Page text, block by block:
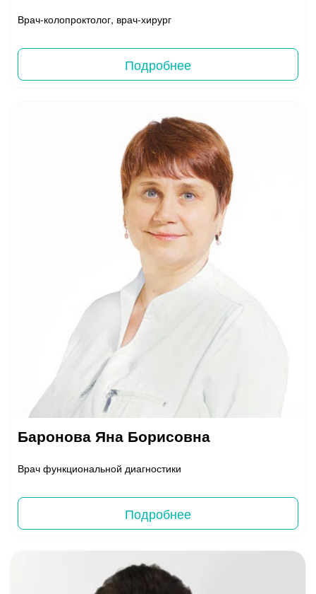
Врач-колопроктолог, врач-хирург
Подробнее
Баронова Яна Борисовна
Врач функциональной диагностики
Подробнее